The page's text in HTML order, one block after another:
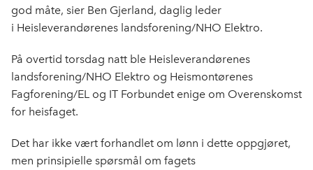
god måte, sier Ben Gjerland, daglig leder
i Heisleverandørenes landsforening/NHO Elektro.
På overtid torsdag natt ble Heisleverandørenes
landsforening/NHO Elektro og Heismontørenes
Fagforening/EL og IT Forbundet enige om Overenskomst
for heisfaget.
Det har ikke vært forhandlet om lønn i dette oppgjøret,
men prinsipielle spørsmål om fagets